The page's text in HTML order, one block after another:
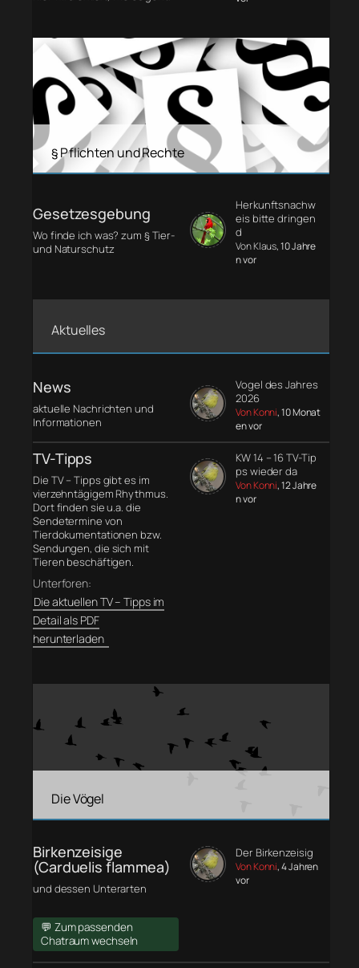
§ Pflichten und Rechte
Gesetzesgebung
Wo finde ich was? zum § Tier-
und Naturschutz
Herkunftsnachw
eis bitte dringen
d
Von Klaus, 10 Jahre
n vor
Aktuelles
News
aktuelle Nachrichten und
Informationen
Vogel des Jahres
2026
Von Konni, 10 Monat
en vor
TV-Tipps
Die TV – Tipps gibt es im
vierzehntägigem Rhythmus.
Dort finden sie u.a. die
Sendetermine von
Tierdokumentationen bzw.
Sendungen, die sich mit
Tieren beschäftigen.
Unterforen:
Die aktuellen TV – Tipps im
Detail als PDF
herunterladen
KW 14 – 16 TV-Tip
ps wieder da
Von Konni, 12 Jahre
n vor
Die Vögel
Birkenzeisige
(Carduelis flammea)
und dessen Unterarten
💬 Zum passenden
Chatraum wechseln
Der Birkenzeisig
Von Konni, 4 Jahren
vor